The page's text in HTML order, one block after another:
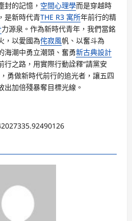
封的記憶， 空間心理學而是穿越時
是新時代青THE R3 寓所年前行的精
力源泉。作為新時代青年，我們當銘
，以愛國為侘寂風帆、以奮斗為
海潮中勇立潮頭、奮勇新古典設計
行之路，用實際行動詮釋“請黨安
勇做新時代前行的追光者，讓五四
加倍殘暴奪目標光線。